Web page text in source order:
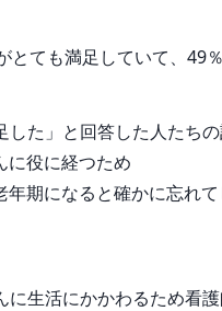
ても満足していて、49
た」と回答した人たち
役に経つため
期になると確かに忘れ
生活にかかわるため看